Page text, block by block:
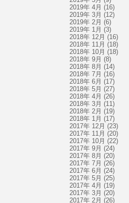
2019年 4月 (16)
2019年 3月 (12)
2019年 2月 (6)
2019年 1月 (3)
2018年 12月 (16)
2018年 11月 (18)
2018年 10月 (18)
2018年 9月 (8)
2018年 8月 (14)
2018年 7月 (16)
2018年 6月 (17)
2018年 5月 (27)
2018年 4月 (26)
2018年 3月 (11)
2018年 2月 (19)
2018年 1月 (17)
2017年 12月 (23)
2017年 11月 (20)
2017年 10月 (22)
2017年 9月 (24)
2017年 8月 (20)
2017年 7月 (26)
2017年 6月 (24)
2017年 5月 (25)
2017年 4月 (19)
2017年 3月 (20)
2017年 2月 (26)